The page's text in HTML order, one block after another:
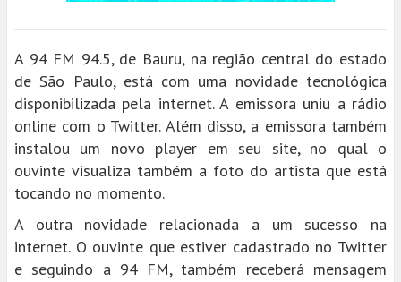
A 94 FM 94.5, de Bauru, na região central do estado
de São Paulo, está com uma novidade tecnológica
disponibilizada pela internet. A emissora uniu a rádio
online com o Twitter. Além disso, a emissora também
instalou um novo player em seu site, no qual o
ouvinte visualiza também a foto do artista que está
tocando no momento.
A outra novidade relacionada a um sucesso na
internet. O ouvinte que estiver cadastrado no Twitter
e seguindo a 94 FM, também receberá mensagem